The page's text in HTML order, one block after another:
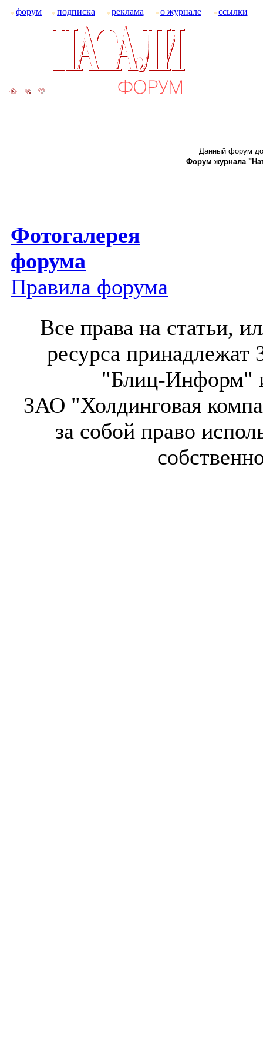
форум подписка реклама о журнале ссылки
Данный форум
Форум журнала
Фотогалерея
форума
Правила форума
Все права на статьи,
ресурса
"Блиц-Информ"
ЗАО "Холдинговая
за собой право